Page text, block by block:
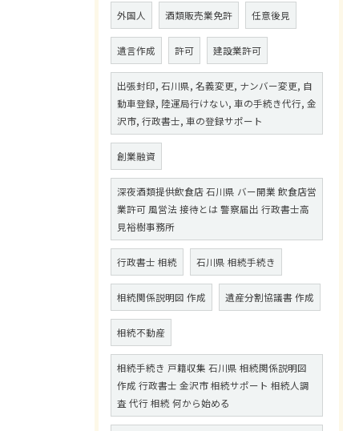
外国人 酒類販売業免許 任意後見
遺言作成 許可 建設業許可
出張封印, 石川県, 名義変更, ナンバー変更, 自
動車登録, 陸運局行けない, 車の手続き代行, 金
沢市, 行政書士, 車の登録サポート
創業融資
深夜酒類提供飲食店 石川県 バー開業 飲食店営
業許可 風営法 接待とは 警察届出 行政書士高
見裕樹事務所
行政書士 相続 石川県 相続手続き
相続関係説明図 作成 遺産分割協議書 作成
相続不動産
相続手続き 戸籍収集 石川県 相続関係説明図
作成 行政書士 金沢市 相続サポート 相続人調
査 代行 相続 何から始める